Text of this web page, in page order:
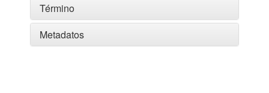
Término
Metadatos